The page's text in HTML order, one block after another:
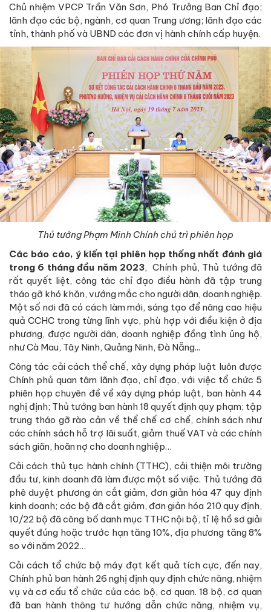
Chủ nhiệm VPCP Trần Văn Sơn, Phó Trưởng Ban Chỉ đạo;
lãnh đạo các bộ, ngành, cơ quan Trung ương; lãnh đạo các
tỉnh, thành phố và UBND các đơn vị hành chính cấp huyện.
Thủ tướng Phạm Minh Chính chủ trì phiên họp
Các báo cáo, ý kiến tại phiên họp thống nhất đánh giá
trong 6 tháng đầu năm 2023, Chính phủ, Thủ tướng đã
rất quyết liệt, công tác chỉ đạo điều hành đã tập trung
tháo gỡ khó khăn, vướng mắc cho người dân, doanh nghiệp.
Một số nơi đã có cách làm mới, sáng tạo để nâng cao hiệu
quả CCHC trong từng lĩnh vực, phù hợp với điều kiện ở địa
phương, được người dân, doanh nghiệp đồng tình ủng hộ,
như Cà Mau, Tây Ninh, Quảng Ninh, Đà Nẵng...
Công tác cải cách thể chế, xây dựng pháp luật luôn được
Chính phủ quan tâm lãnh đạo, chỉ đạo, với việc tổ chức 5
phiên họp chuyên đề về xây dựng pháp luật, ban hành 44
nghị định; Thủ tướng ban hành 18 quyết định quy phạm; tập
trung tháo gỡ rào cản về thể chế cơ chế, chính sách như
các chính sách hỗ trợ lãi suất, giảm thuế VAT và các chính
sách giãn, hoãn nợ cho doanh nghiệp…
Cải cách thủ tục hành chính (TTHC), cải thiện môi trường
đầu tư, kinh doanh đã làm được một số việc. Thủ tướng đã
phê duyệt phương án cắt giảm, đơn giản hóa 47 quy định
kinh doanh; các bộ đã cắt giảm, đơn giản hóa 210 quy định,
10/22 bộ đã công bố danh mục TTHC nội bộ, tỉ lệ hồ sơ giải
quyết đúng hoặc trước hạn tăng 10%, địa phương tăng 8%
so với năm 2022…
Cải cách tổ chức bộ máy đạt kết quả tích cực, đến nay,
Chính phủ ban hành 26 nghị định quy định chức năng, nhiệm
vụ và cơ cấu tổ chức của các bộ, cơ quan. 18 bộ, cơ quan
đã ban hành thông tư hướng dẫn chức năng, nhiệm vụ,